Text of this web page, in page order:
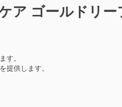
ア ゴールドリ
す。
提供します。